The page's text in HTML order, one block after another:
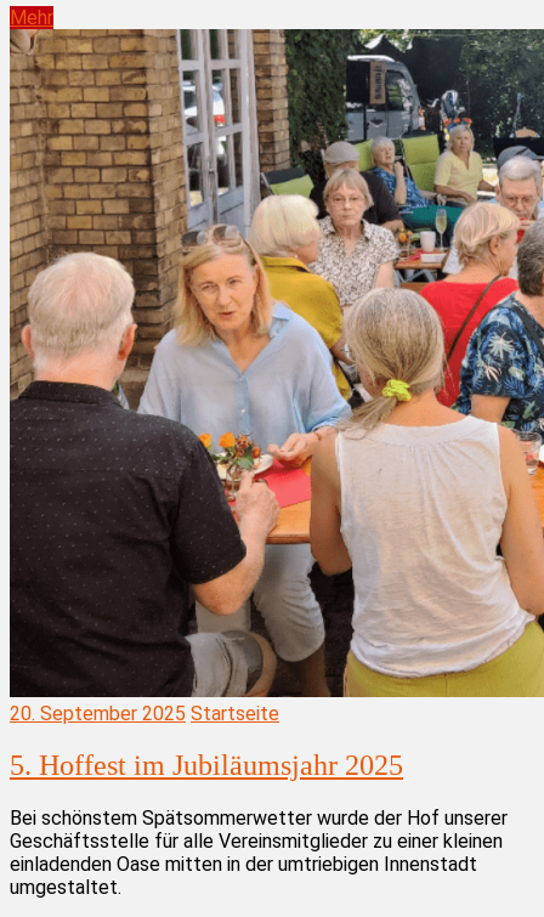
Mehr
20. September 2025 Startseite
5. Hoffest im Jubiläumsjahr 2025
Bei schönstem Spätsommerwetter wurde der Hof unserer
Geschäftsstelle für alle Vereinsmitglieder zu einer kleinen
einladenden Oase mitten in der umtriebigen Innenstadt
umgestaltet.